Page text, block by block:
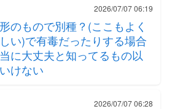
2026/07/07 06:19
のもので別種？(ここもよく
い)で有毒だったりする場合
に大丈夫と知ってるもの以
けない
2026/07/07 06:28